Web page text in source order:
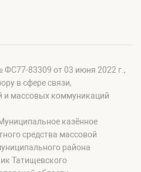
ФС77-83309 от 03 июня 2022 г.,
в сфере связи,
и массовых коммуникаций
казённое
средства массовой
района
Татищевского